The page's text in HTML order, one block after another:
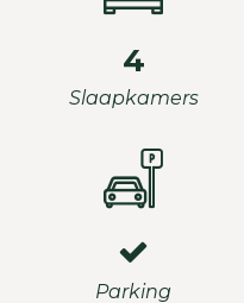
4
Slaapkamers
Parking